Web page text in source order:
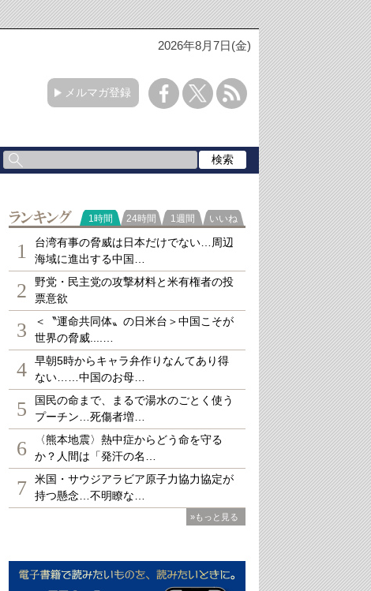
2026年8月7日(金)
メルマガ登録
ランキング
1時間 24時間 1週間 いいね
1
台湾有事の脅威は日本だけでない…周辺
海域に進出する中国…
2
野党・民主党の攻撃材料と米有権者の投
票意欲
3
＜〝運命共同体〟の日米台＞中国こそが
世界の脅威....…
4
早朝5時からキャラ弁作りなんてあり得
ない……中国のお母…
5
国民の命まで、まるで湯水のごとく使う
プーチン…死傷者増…
6
〈熊本地震〉熱中症からどう命を守る
か？人間は「発汗の名…
7
米国・サウジアラビア原子力協力協定が
持つ懸念…不明瞭な…
»もっと見る